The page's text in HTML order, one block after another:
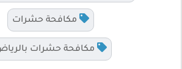
مكافحة حشرات
مكافحة حشرات